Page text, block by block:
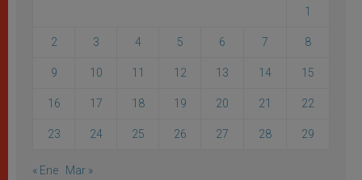
1
2 3 4 5 6 7 8
9 10 11 12 13 14 15
16 17 18 19 20 21 22
23 24 25 26 27 28 29
« Ene Mar »